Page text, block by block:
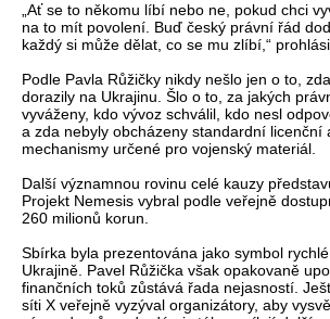
„Ať se to někomu líbí nebo ne, pokud chci
na to mít povolení. Buď český právní řád
každý si může dělat, co se mu zlíbí,“
Podle Pavla Růžičky nikdy nešlo jen o to,
dorazily na Ukrajinu. Šlo o to, za jakých
vyváženy, kdo vývoz schválil, kdo nesl
a zda nebyly obcházeny standardní licenční
mechanismy určené pro vojenský materiál.
Další významnou rovinu celé kauzy
Projekt Nemesis vybral podle veřejně
260 milionů korun.
Sbírka byla prezentována jako symbol
Ukrajině. Pavel Růžička však opakovaně
finančních toků zůstává řada nejasností.
síti X veřejně vyzýval organizátory, aby